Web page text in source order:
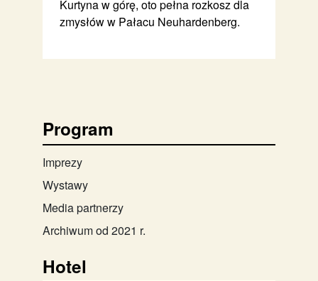
Kurtyna w górę, oto pełna rozkosz dla
zmysłów w Pałacu Neuhardenberg.
Program
Imprezy
Wystawy
Media partnerzy
Archiwum od 2021 r.
Hotel